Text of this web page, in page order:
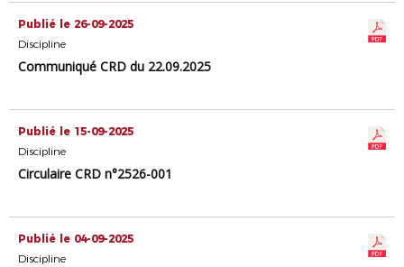
Publié le 26-09-2025
Discipline
Communiqué CRD du 22.09.2025
Publié le 15-09-2025
Discipline
Circulaire CRD n°2526-001
Publié le 04-09-2025
Discipline